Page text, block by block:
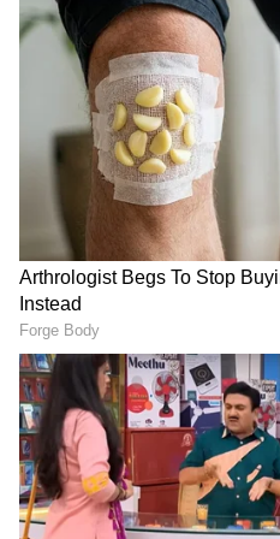
ಬೆಂಗಳೂರಿನ 29 ಸ್ಥಗಳಲ್ಲಿದ್ದ
ಅಕ್ರಮ ಬಾಂಗ್ಲಾದೇಶಿಗಳ ಮೇಲೆ
ಪೊಲೀಸ್ ದಾಳಿ, 1909 ಮಂದಿ
ವಶ
Karnataka Latest News Live:
ರಾಕಿ ಬಳಗಕ್ಕೆ ಯಶ್‌ 'ರಾಕಿಂಗ್‌'